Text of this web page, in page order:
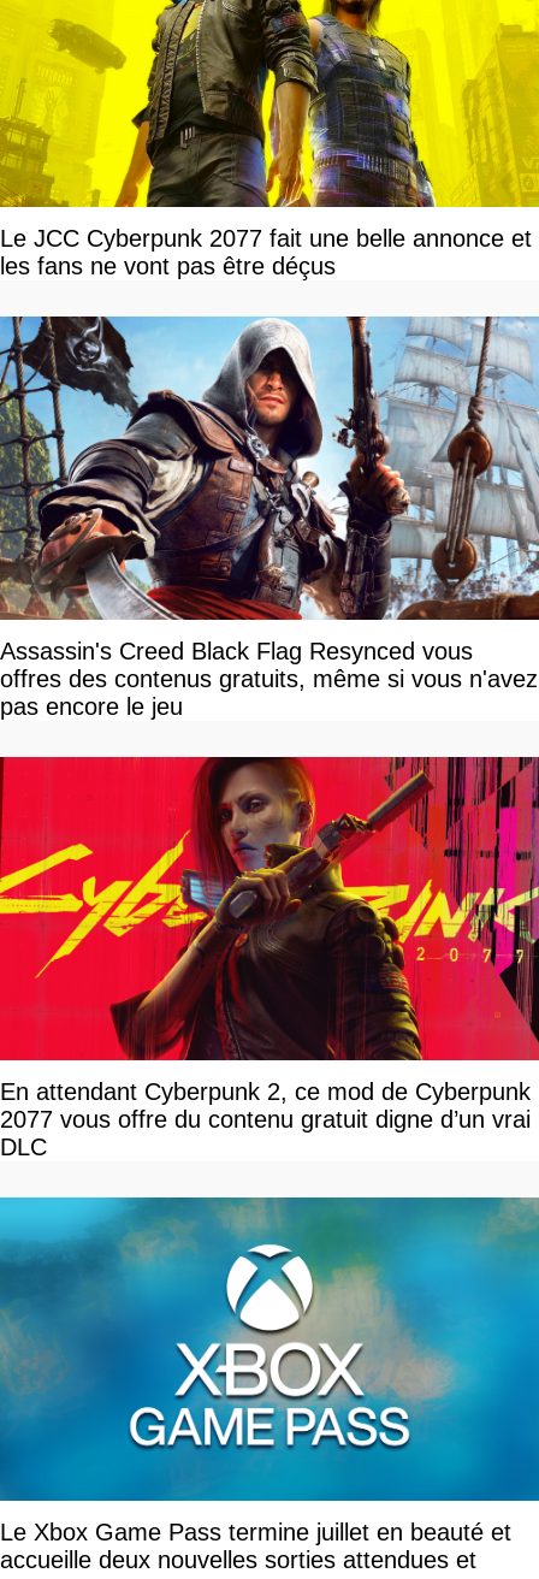
Le JCC Cyberpunk 2077 fait une belle annonce et
les fans ne vont pas être déçus
Assassin's Creed Black Flag Resynced vous
offres des contenus gratuits, même si vous n'avez
pas encore le jeu
En attendant Cyberpunk 2, ce mod de Cyberpunk
2077 vous offre du contenu gratuit digne d’un vrai
DLC
Le Xbox Game Pass termine juillet en beauté et
accueille deux nouvelles sorties attendues et